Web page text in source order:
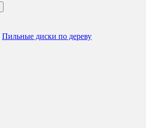
Пильные диски по дереву